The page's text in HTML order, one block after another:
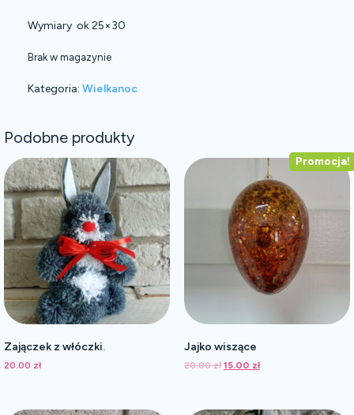
Wymiary ok 25×30
Brak w magazynie
Kategoria: Wielkanoc
Podobne produkty
Zajączek z włóczki.
20.00 zł
Promocja!
Jajko wiszące
20.00zł Pierwotna
15.00 złAktualna